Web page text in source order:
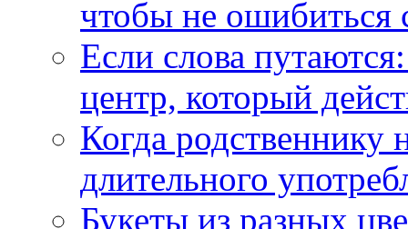
чтобы не ошибиться
Если слова
центр, который
Когда
длительного
Букеты из разных